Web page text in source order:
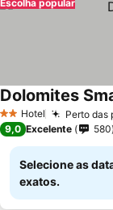
Escolha popular
2 Estrelas
Hotel Perto das
Dolomites
9,0 Excelente 580
Selecione as
exatos.